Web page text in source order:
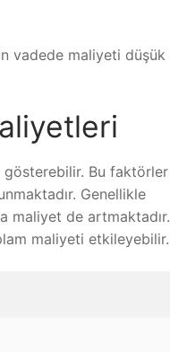
vadede maliyeti düşük
gösterebilir. Bu faktörler
Genellikle
maliyet de artmaktadır.
maliyeti etkileyebilir.